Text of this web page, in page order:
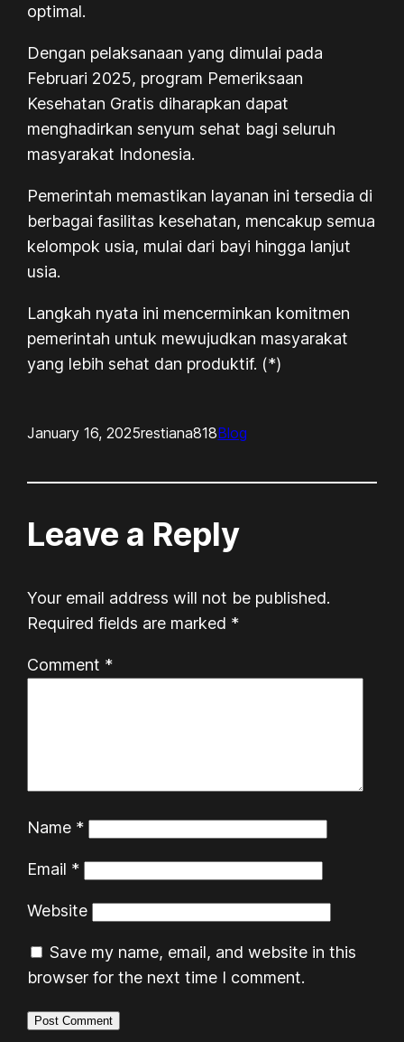
optimal.
Dengan pelaksanaan yang dimulai pada
Februari 2025, program Pemeriksaan
Kesehatan Gratis diharapkan dapat
menghadirkan senyum sehat bagi seluruh
masyarakat Indonesia.
Pemerintah memastikan layanan ini tersedia di
berbagai fasilitas kesehatan, mencakup semua
kelompok usia, mulai dari bayi hingga lanjut
usia.
Langkah nyata ini mencerminkan komitmen
pemerintah untuk mewujudkan masyarakat
yang lebih sehat dan produktif. (*)
January 16, 2025restiana818Blog
Leave a Reply
Your email address will not be published.
Required fields are marked *
Comment *
Name *
Email *
Website
Save my name, email, and website in this
browser for the next time I comment.